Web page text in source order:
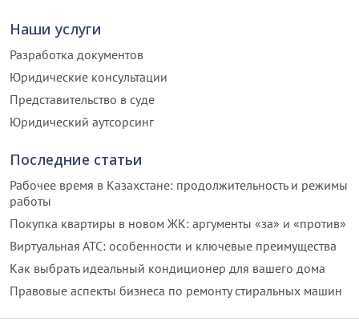
Наши услуги
Разработка документов
Юридические консультации
Представительство в суде
Юридический аутсорсинг
Последние статьи
Рабочее время в Казахстане: продолжительность и режимы
работы
Покупка квартиры в новом ЖК: аргументы «за» и «против»
Виртуальная АТС: особенности и ключевые преимущества
Как выбрать идеальный кондиционер для вашего дома
Правовые аспекты бизнеса по ремонту стиральных машин